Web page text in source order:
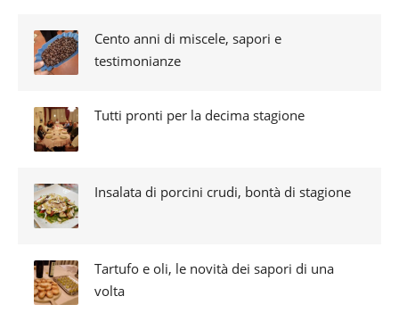
Cento anni di miscele, sapori e
testimonianze
Tutti pronti per la decima stagione
Insalata di porcini crudi, bontà di stagione
Tartufo e oli, le novità dei sapori di una
volta